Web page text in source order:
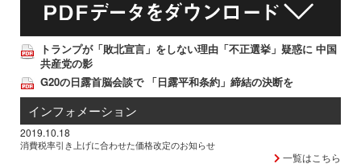
トランプが「敗北宣言」をしない理由「不正選挙」疑惑に 中国
共産党の影
G20の日露首脳会談で 「日露平和条約」締結の決断を
インフォメーション
2019.10.18
消費税率引き上げに合わせた価格改定のお知らせ
一覧はこちら